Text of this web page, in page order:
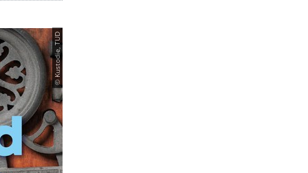
© Kustodie, TUD